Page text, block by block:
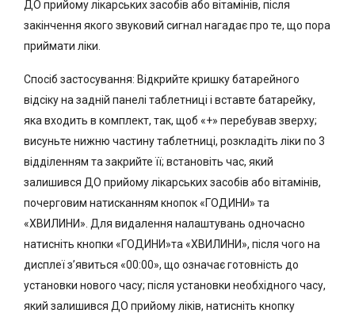
ДО прийому лікарських засобів або вітамінів, після
закінчення якого звуковий сигнал нагадає про те, що пора
приймати ліки.
Спосіб застосування: Відкрийте кришку батарейного
відсіку на задній панелі таблетниці і вставте батарейку,
яка входить в комплект, так, щоб «+» перебував зверху;
висуньте нижню частину таблетниці, розкладіть ліки по 3
відділенням та закрийте її; встановіть час, який
залишився ДО прийому лікарських засобів або вітамінів,
почерговим натисканням кнопок «ГОДИНИ» та
«ХВИЛИНИ». Для видалення налаштувань одночасно
натисніть кнопки «ГОДИНИ»та «ХВИЛИНИ», після чого на
дисплеї з’явиться «00:00», що означає готовність до
установки нового часу; після установки необхідного часу,
який залишився ДО прийому ліків, натисніть кнопку